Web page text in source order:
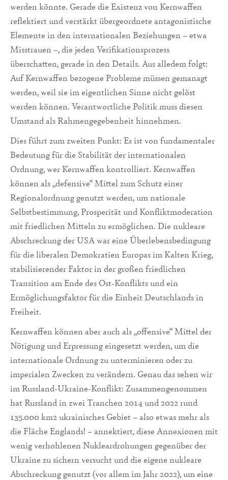
werden könnte. Gerade die Existenz von Kernwaffen
reflektiert und verstärkt übergeordnete antagonistische
Elemente in den internationalen Beziehungen – etwa
Misstrauen –, die jeden Verifikationsprozess
überschatten, gerade in den Details. Aus alledem folgt:
Auf Kernwaffen bezogene Probleme müssen gemanagt
werden, weil sie im eigentlichen Sinne nicht gelöst
werden können. Verantwortliche Politik muss diesen
Umstand als Rahmengegebenheit hinnehmen.
Dies führt zum zweiten Punkt: Es ist von fundamentaler
Bedeutung für die Stabilität der internationalen
Ordnung, wer Kernwaffen kontrolliert. Kernwaffen
können als „defensive“ Mittel zum Schutz einer
Regionalordnung genutzt werden, um nationale
Selbstbestimmung, Prosperität und Konfliktmoderation
mit friedlichen Mitteln zu ermöglichen. Die nukleare
Abschreckung der USA war eine Überlebensbedingung
für die liberalen Demokratien Europas im Kalten Krieg,
stabilisierender Faktor in der großen friedlichen
Transition am Ende des Ost-Konflikts und ein
Ermöglichungsfaktor für die Einheit Deutschlands in
Freiheit.
Kernwaffen können aber auch als „offensive“ Mittel der
Nötigung und Erpressung eingesetzt werden, um die
internationale Ordnung zu unterminieren oder zu
imperialen Zwecken zu verändern. Genau das sehen wir
im Russland-Ukraine-Konflikt: Zusammengenommen
hat Russland in zwei Tranchen 2014 und 2022 rund
135.000 km2 ukrainisches Gebiet – also etwas mehr als
die Fläche Englands! – annektiert, diese Annexionen mit
wenig verhohlenen Nukleardrohungen gegenüber der
Ukraine zu sichern versucht und die eigene nukleare
Abschreckung genutzt (vor allem im Jahr 2022), um eine